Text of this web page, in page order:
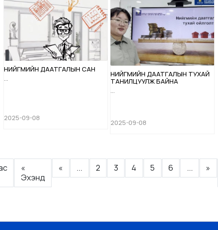
НИЙГМИЙН ДААТГАЛЫН САН
...
2025-09-08
НИЙГМИЙН ДААТГАЛЫН ТУХАЙ
ТАНИЛЦУУЛЖ БАЙНА
...
2025-09-08
«
Эхэнд
« ... 2 3 4 5 6 ... »